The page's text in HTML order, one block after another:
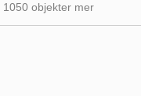
1050 objekter mer